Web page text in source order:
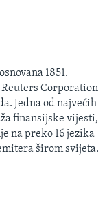
1851.
Corporation
Jedna od najvećih
finansijske vijesti,
na preko 16 jezika
širom svijeta.